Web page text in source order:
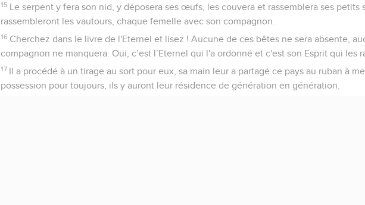
15
Le serpent y fera son nid, y déposera ses œufs, les couvera et rassemblera ses petits
rassembleront les vautours, chaque femelle avec son compagnon.
16 Cherchez dans le livre de l'Eternel et lisez ! Aucune de ces bêtes ne sera absente,
compagnon ne manquera. Oui, c’est l’Eternel qui l'a ordonné et c'est son Esprit qui les
17
Il a procédé à un tirage au sort pour eux, sa main leur a partagé ce pays au ruban à
possession pour toujours, ils y auront leur résidence de génération en génération.